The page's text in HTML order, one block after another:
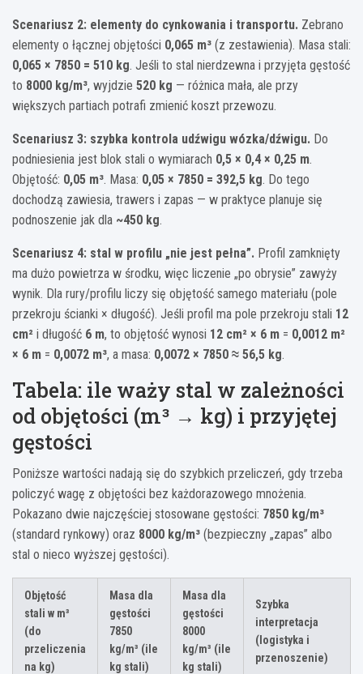
Scenariusz 2: elementy do cynkowania i transportu. Zebrano
elementy o łącznej objętości 0,065 m³ (z zestawienia). Masa stali:
0,065 × 7850 = 510 kg. Jeśli to stal nierdzewna i przyjęta gęstość
to 8000 kg/m³, wyjdzie 520 kg — różnica mała, ale przy
większych partiach potrafi zmienić koszt przewozu.
Scenariusz 3: szybka kontrola udźwigu wózka/dźwigu. Do
podniesienia jest blok stali o wymiarach 0,5 × 0,4 × 0,25 m.
Objętość: 0,05 m³. Masa: 0,05 × 7850 = 392,5 kg. Do tego
dochodzą zawiesia, trawers i zapas — w praktyce planuje się
podnoszenie jak dla ~450 kg.
Scenariusz 4: stal w profilu „nie jest pełna”. Profil zamknięty
ma dużo powietrza w środku, więc liczenie „po obrysie” zawyży
wynik. Dla rury/profilu liczy się objętość samego materiału (pole
przekroju ścianki × długość). Jeśli profil ma pole przekroju stali 12
cm² i długość 6 m, to objętość wynosi 12 cm² × 6 m = 0,0012 m²
× 6 m = 0,0072 m³, a masa: 0,0072 × 7850 ≈ 56,5 kg.
Tabela: ile waży stal w zależności
od objętości (m³ → kg) i przyjętej
gęstości
Poniższe wartości nadają się do szybkich przeliczeń, gdy trzeba
policzyć wagę z objętości bez każdorazowego mnożenia.
Pokazano dwie najczęściej stosowane gęstości: 7850 kg/m³
(standard rynkowy) oraz 8000 kg/m³ (bezpieczny „zapas” albo
stal o nieco wyższej gęstości).
Objętość
stali w m³
(do
przeliczenia
na kg)
Masa dla
gęstości
7850
kg/m³ (ile
kg stali)
Masa dla
gęstości
8000
kg/m³ (ile
kg stali)
Szybka
interpretacja
(logistyka i
przenoszenie)